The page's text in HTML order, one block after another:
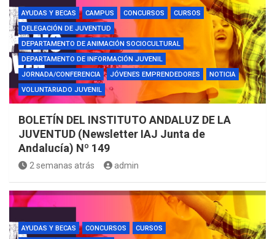
AYUDAS Y BECAS CAMPUS CONCURSOS
CURSOS
DELEGACIÓN DE JUVENTUD
DEPARTAMENTO DE ANIMACIÓN SOCIOCULTURAL
DEPARTAMENTO DE INFORMACIÓN JUVENIL
JORNADA/CONFERENCIA
JÓVENES EMPRENDEDORES
NOTICIA
VOLUNTARIADO JUVENIL
BOLETÍN DEL INSTITUTO ANDALUZ DE LA
JUVENTUD (Newsletter IAJ Junta de
Andalucía) Nº 149
2 semanas atrás admin
AYUDAS Y BECAS CONCURSOS
CURSOS